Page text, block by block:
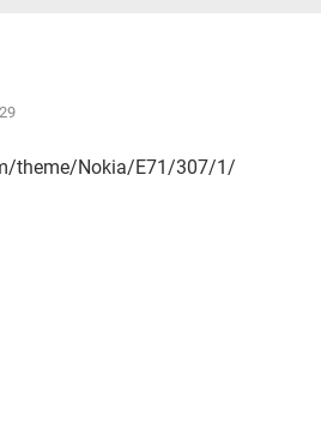
theme/Nokia/E71/307/1/